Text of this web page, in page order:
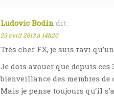
Ludovic Bodin dit :
23 avril 2013 à 14h20
Très cher FX, je suis ravi
Je dois avouer que depuis
bienveillance des membres de
Mais je pense toujours qu’il